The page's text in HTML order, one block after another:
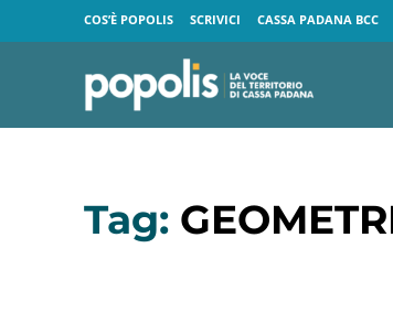
COS’È POPOLIS SCRIVICI CASSA PADANA BCC
Tag: